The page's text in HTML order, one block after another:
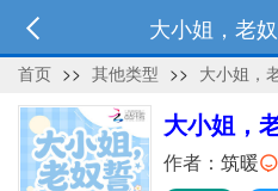
大小姐，老
首页 >> 其他类型 >> 大小姐，
大小姐，
作者： 筑暖